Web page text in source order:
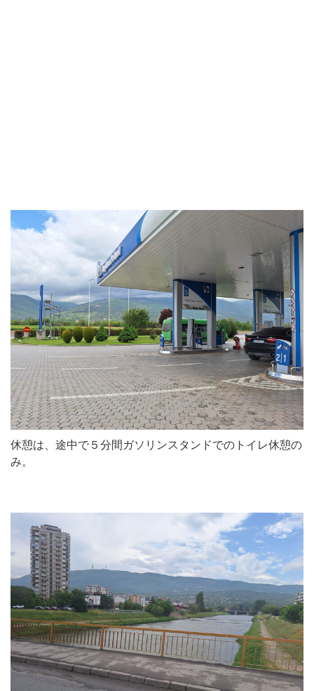
休憩は、途中で５分間ガソリンスタンドでのトイレ休憩の
み。